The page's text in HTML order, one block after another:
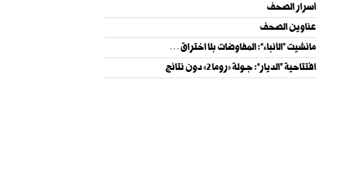
أسرار الصحف
عناوين الصحف
مانشيت “الأنباء”: المفاوضات بلا اختراق…
افتتاحية “الديار”: جــولة «روما 2» دون نتائج